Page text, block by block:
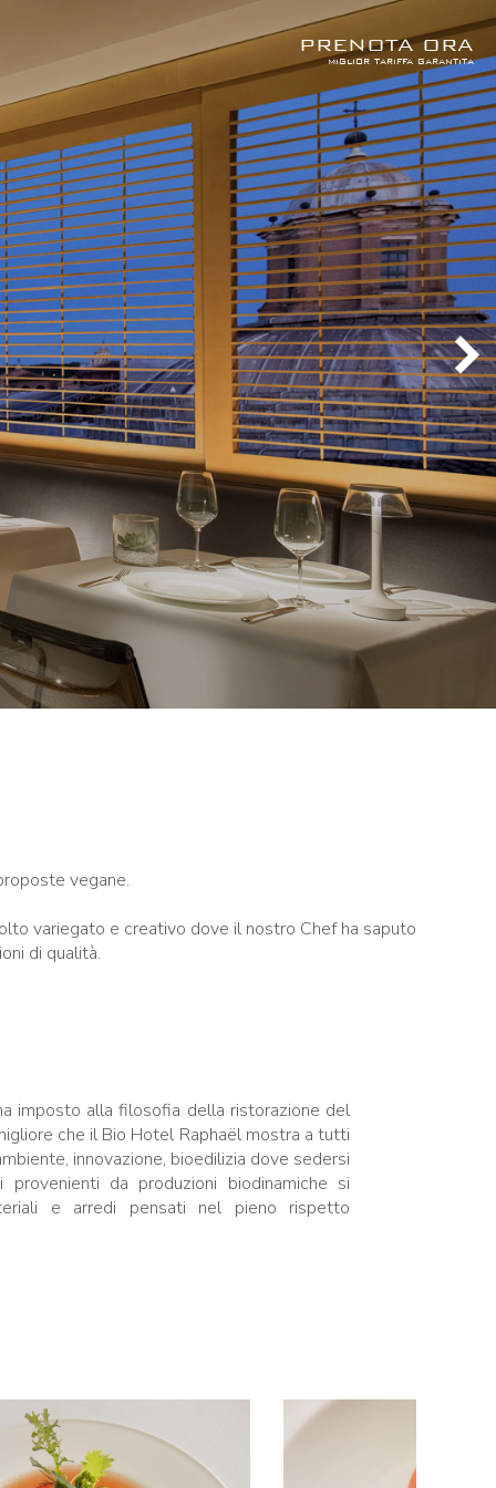
PRENOTA ORA
miglior tariffa garantita
vegane.
variegato e creativo dove il nostro Chef ha saputo
di qualità.
imposto alla filosofia della ristorazione del
che il Bio Hotel Raphaël mostra a tutti
innovazione, bioedilizia dove sedersi
da produzioni biodinamiche si
e arredi pensati nel pieno rispetto